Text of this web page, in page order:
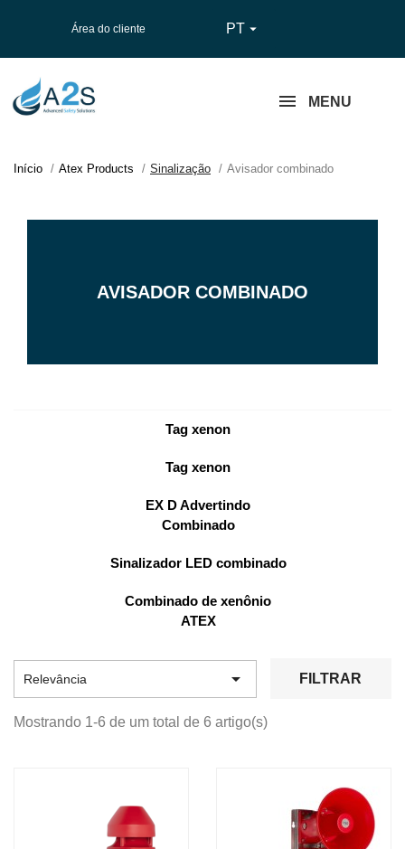
Área do cliente PT 
MENU
Início Atex Products Sinalização Avisador combinado
AVISADOR COMBINADO
Tag xenon
Tag xenon
EX D Advertindo
Combinado
Sinalizador LED combinado
Combinado de xenônio
ATEX
Relevância  FILTRAR
Mostrando 1-6 de um total de 6 artigo(s)